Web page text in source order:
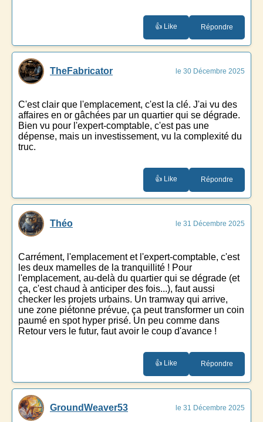
👍 Like Répondre
TheFabricator le 30 Décembre 2025
C'est clair que l'emplacement, c'est la clé. J'ai vu des
affaires en or gâchées par un quartier qui se dégrade.
Bien vu pour l'expert-comptable, c'est pas une
dépense, mais un investissement, vu la complexité du
truc.
👍 Like Répondre
Théo le 31 Décembre 2025
Carrément, l'emplacement et l'expert-comptable, c'est
les deux mamelles de la tranquillité ! Pour
l'emplacement, au-delà du quartier qui se dégrade (et
ça, c'est chaud à anticiper des fois...), faut aussi
checker les projets urbains. Un tramway qui arrive,
une zone piétonne prévue, ça peut transformer un coin
paumé en spot hyper prisé. Un peu comme dans
Retour vers le futur, faut avoir le coup d'avance !
👍 Like Répondre
GroundWeaver53 le 31 Décembre 2025